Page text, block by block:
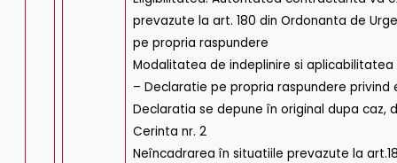
prevazute la art. 180 din Ordonanta de
pe propria raspundere
Modalitatea de indeplinire si
– Declaratie pe propria raspundere
Declaratia se depune în original dupa
Cerinta nr. 2
Neîncadrarea în situatiile prevazute la